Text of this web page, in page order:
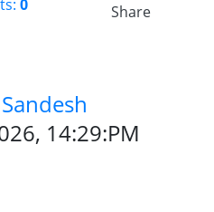
0 Share
14:29:PM